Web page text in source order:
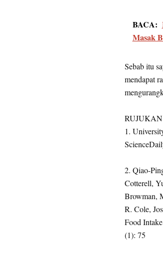
BACA:
Masak
Sebab itu
mendapat
1.
2. Qiao-
Cotterell,
Browman,
R. Cole,
Food
(1): 75